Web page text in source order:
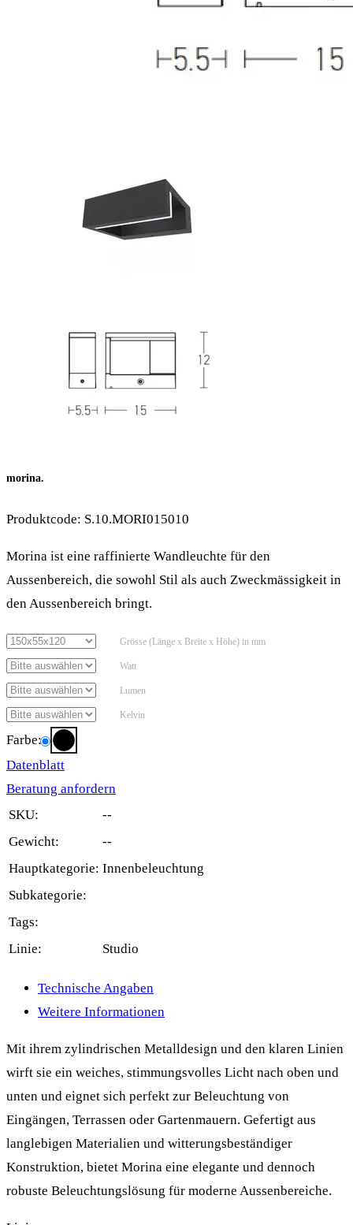
morina.
Produktcode: S.10.MORI015010
Morina ist eine raffinierte Wandleuchte für den
Aussenbereich, die sowohl Stil als auch Zweckmässigkeit in
den Aussenbereich bringt.
Grösse (Länge x Breite x Höhe) in mm
Watt
Lumen
Kelvin
Farbe:
Datenblatt
Beratung anfordern
SKU:
--
Gewicht:
--
Hauptkategorie: Innenbeleuchtung
Subkategorie:
Tags:
Linie:
Studio
Technische Angaben
Weitere Informationen
Mit ihrem zylindrischen Metalldesign und den klaren Linien
wirft sie ein weiches, stimmungsvolles Licht nach oben und
unten und eignet sich perfekt zur Beleuchtung von
Eingängen, Terrassen oder Gartenmauern. Gefertigt aus
langlebigen Materialien und witterungsbeständiger
Konstruktion, bietet Morina eine elegante und dennoch
robuste Beleuchtungslösung für moderne Aussenbereiche.